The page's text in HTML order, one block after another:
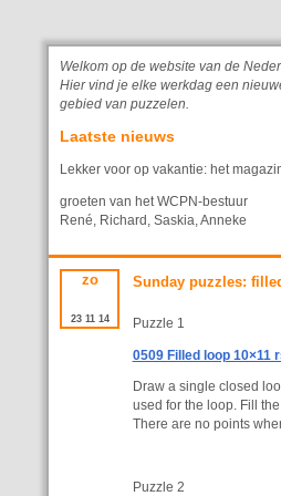
Welkom op de website van de
Hier vind je elke werkdag een
gebied van puzzelen.
Laatste nieuws
Lekker voor op vakantie: het
groeten van het WCPN-bestuur
René, Richard, Saskia, Anneke
zo
23 11 14
Sunday puzzles:
Puzzle 1
0509 Filled loop 10×11
Draw a single closed
used for the loop. Fill
There are no points
Puzzle 2